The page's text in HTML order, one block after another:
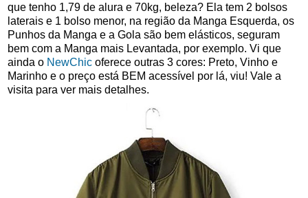
que tenho 1,79 de alura e 70kg, beleza? Ela tem 2 bolsos
laterais e 1 bolso menor, na região da Manga Esquerda, os
Punhos da Manga e a Gola são bem elásticos, seguram
bem com a Manga mais Levantada, por exemplo. Vi que
ainda o NewChic oferece outras 3 cores: Preto, Vinho e
Marinho e o preço está BEM acessível por lá, viu! Vale a
visita para ver mais detalhes.